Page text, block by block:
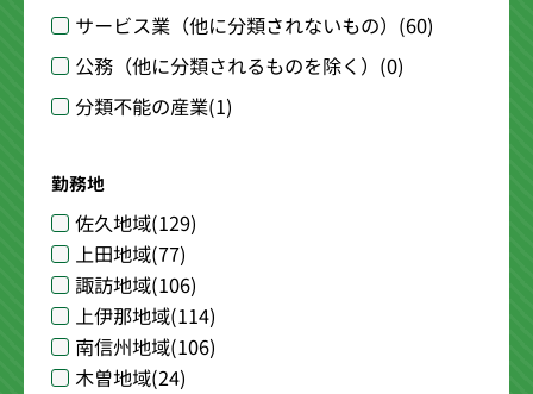
サービス業（他に分類されないもの） (60)
公務（他に分類されるものを除く） (0)
分類不能の産業(1)
勤務地
佐久地域(129)
上田地域(77)
諏訪地域(106)
上伊那地域(114)
南信州地域(106)
木曽地域(24)